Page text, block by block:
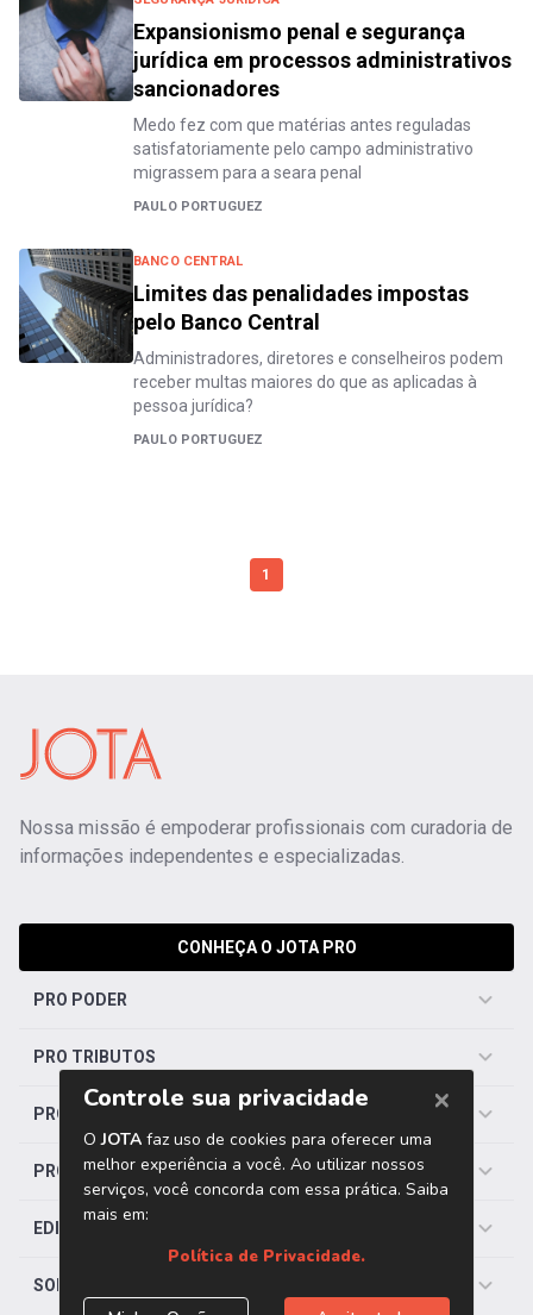
Expansionismo penal e segurança
jurídica em processos administrativos
sancionadores
Medo fez com que matérias antes reguladas
satisfatoriamente pelo campo administrativo
migrassem para a seara penal
PAULO PORTUGUEZ
BANCO CENTRAL
Limites das penalidades impostas
pelo Banco Central
Administradores, diretores e conselheiros podem
receber multas maiores do que as aplicadas à
pessoa jurídica?
PAULO PORTUGUEZ
1
Nossa missão é empoderar profissionais com curadoria de
informações independentes e especializadas.
CONHEÇA O JOTA PRO
PRO PODER
PRO TRIBUTOS
PRO TRABALHISTA
PRO SAÚDE
EDITORIAS
SOBRE O JOTA